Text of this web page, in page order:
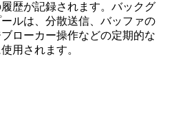
歴が記録されます。バックグ
ルは、分散送信、バッファの
ローカー操作などの定期的な
用されます。